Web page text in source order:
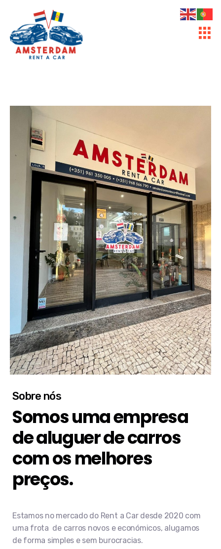
Sobre nós
Somos uma empresa
de aluguer de carros
com os melhores
preços.
Estamos no mercado do Rent a Car desde 2020 com
uma frota de carros novos e económicos, alugamos
de forma simples e sem burocracias.